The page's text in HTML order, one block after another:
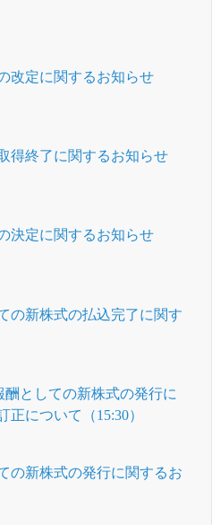
改定に関するお知らせ
得終了に関するお知らせ
決定に関するお知らせ
の新株式の払込完了に関す
としての新株式の発行に
について（15:30）
の新株式の発行に関するお